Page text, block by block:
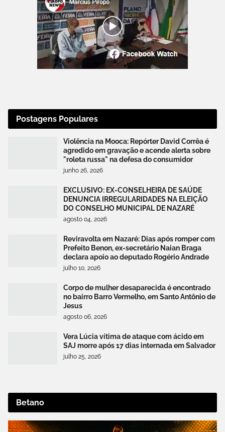
Postagens Populares
Violência na Mooca: Repórter David Corrêa é
agredido em gravação e acende alerta sobre
"roleta russa" na defesa do consumidor
junho 26, 2026
EXCLUSIVO: EX-CONSELHEIRA DE SAÚDE
DENUNCIA IRREGULARIDADES NA ELEIÇÃO
DO CONSELHO MUNICIPAL DE NAZARÉ
agosto 04, 2026
Reviravolta em Nazaré: Dias após romper com
Prefeito Benon, ex-secretário Naian Braga
declara apoio ao deputado Rogério Andrade
julho 10, 2026
Corpo de mulher desaparecida é encontrado
no bairro Barro Vermelho, em Santo Antônio de
Jesus
agosto 06, 2026
Vera Lúcia vítima de ataque com ácido em
SAJ morre após 17 dias internada em Salvador
julho 25, 2026
Betano